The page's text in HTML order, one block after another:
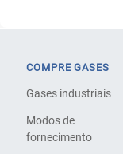
COMPRE GASES
Gases industriais
Modos de
fornecimento